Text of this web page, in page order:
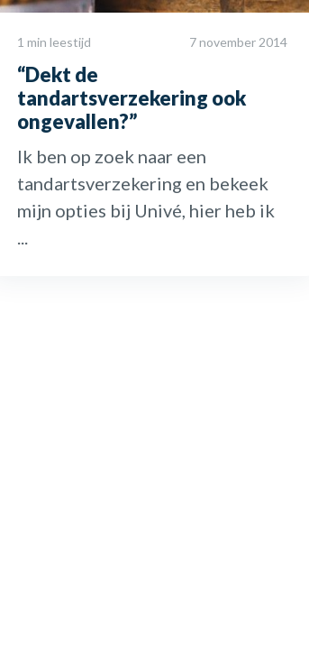
1 min leestijd 7 november 2014
“Dekt de
tandartsverzekering ook
ongevallen?”
Ik ben op zoek naar een
tandartsverzekering en bekeek
mijn opties bij Univé, hier heb ik
...